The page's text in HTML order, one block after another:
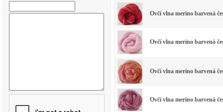
Ovčí vlna merino barvená
Ovčí vlna merino barvená
Ovčí vlna merino barvená
Ovčí vlna merino barvená